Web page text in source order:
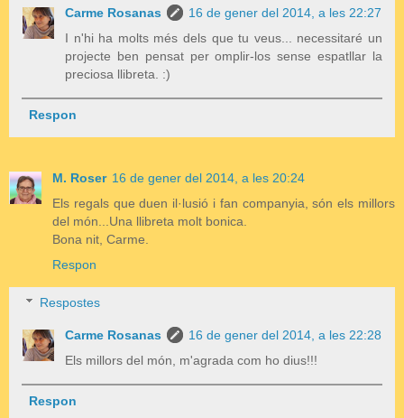
Carme Rosanas
16 de gener del 2014, a les 22:27
I n'hi ha molts més dels que tu veus... necessitaré un
projecte ben pensat per omplir-los sense espatllar la
preciosa llibreta. :)
Respon
M. Roser 16 de gener del 2014, a les 20:24
Els regals que duen il·lusió i fan companyia, són els millors
del món...Una llibreta molt bonica.
Bona nit, Carme.
Respon
Respostes
Carme Rosanas
16 de gener del 2014, a les 22:28
Els millors del món, m'agrada com ho dius!!!
Respon